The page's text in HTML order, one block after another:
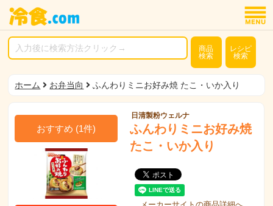
商品
検索
レシピ
検索
ホーム お弁当向 ふんわりミニお好み焼 たこ・いか入り
おすすめ (1件)
日清製粉ウェルナ
ふんわりミニお好み焼
たこ・いか入り